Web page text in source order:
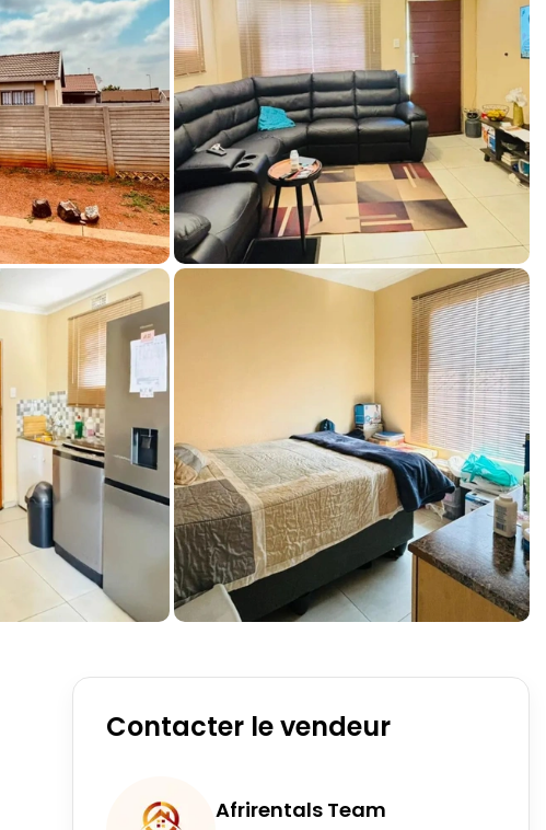
Contacter le vendeur
Afrirentals Team